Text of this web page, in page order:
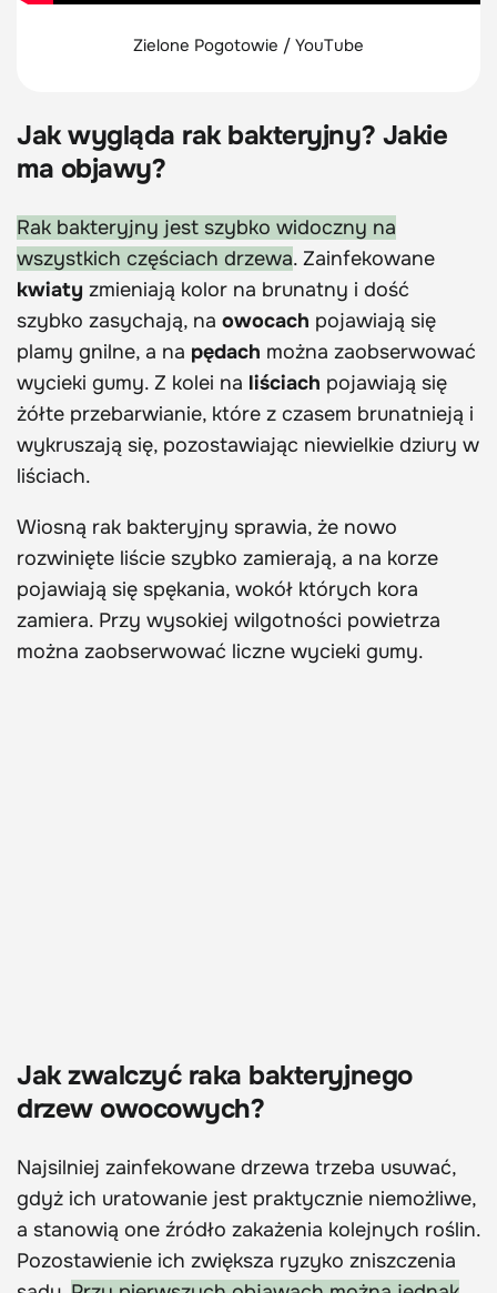
Zielone Pogotowie / YouTube
Jak wygląda rak bakteryjny? Jakie
ma objawy?
Rak bakteryjny jest szybko widoczny na
wszystkich częściach drzewa. Zainfekowane
kwiaty zmieniają kolor na brunatny i dość
szybko zasychają, na owocach pojawiają się
plamy gnilne, a na pędach można zaobserwować
wycieki gumy. Z kolei na liściach pojawiają się
żółte przebarwianie, które z czasem brunatnieją i
wykruszają się, pozostawiając niewielkie dziury w
liściach.
Wiosną rak bakteryjny sprawia, że nowo
rozwinięte liście szybko zamierają, a na korze
pojawiają się spękania, wokół których kora
zamiera. Przy wysokiej wilgotności powietrza
można zaobserwować liczne wycieki gumy.
Jak zwalczyć raka bakteryjnego
drzew owocowych?
Najsilniej zainfekowane drzewa trzeba usuwać,
gdyż ich uratowanie jest praktycznie niemożliwe,
a stanowią one źródło zakażenia kolejnych roślin.
Pozostawienie ich zwiększa ryzyko zniszczenia